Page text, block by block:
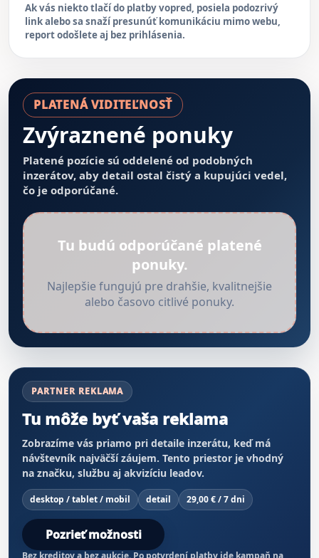
Ak vás niekto tlačí do platby vopred, posiela podozrivý
link alebo sa snaží presunúť komunikáciu mimo webu,
report odošlete aj bez prihlásenia.
PLATENÁ VIDITEĽNOSŤ
Zvýraznené ponuky
Platené pozície sú oddelené od podobných
inzerátov, aby detail ostal čistý a kupujúci vedel,
čo je odporúčané.
Tu budú odporúčané platené
ponuky.
Najlepšie fungujú pre drahšie, kvalitnejšie
alebo časovo citlivé ponuky.
PARTNER REKLAMA
Tu môže byť vaša reklama
Zobrazíme vás priamo pri detaile inzerátu, keď má
návštevník najväčší záujem. Tento priestor je vhodný
na značku, službu aj akvizíciu leadov.
desktop / tablet / mobil detail 29,00 € / 7 dni
Pozrieť možnosti
Bez kreditov a bez aukcie. Po potvrdení platby ide kampaň na